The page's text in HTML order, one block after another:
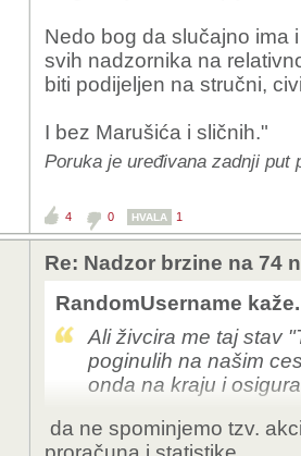
Nedo bog da slučajno ima
svih nadzornika na
biti podijeljen na stručni,
I bez Marušića i sličnih."
Poruka je uređivana zadnji put
4 0 HVALA 1
Re: Nadzor brzine na 74
RandomUsername
Ali živcira me taj stav
poginulih na našim
onda na kraju i
da ne spominjemo tzv.